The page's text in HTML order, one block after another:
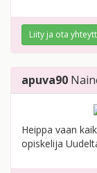
Liity ja ota
apuva90
Heippa vaan
opiskelija